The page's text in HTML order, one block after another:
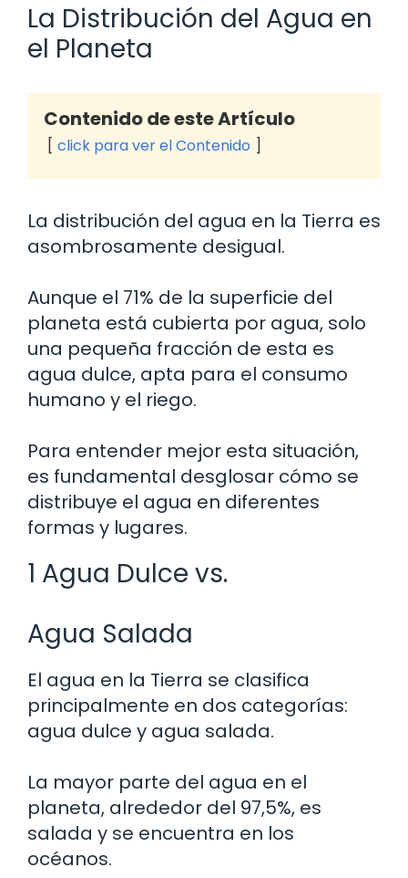
La Distribución del Agua en
el Planeta
Contenido de este Artículo
click para ver el Contenido
La distribución del agua en la Tierra es
asombrosamente desigual.
Aunque el 71% de la superficie del
planeta está cubierta por agua, solo
una pequeña fracción de esta es
agua dulce, apta para el consumo
humano y el riego.
Para entender mejor esta situación,
es fundamental desglosar cómo se
distribuye el agua en diferentes
formas y lugares.
1 Agua Dulce vs.
Agua Salada
El agua en la Tierra se clasifica
principalmente en dos categorías:
agua dulce y agua salada.
La mayor parte del agua en el
planeta, alrededor del 97,5%, es
salada y se encuentra en los
océanos.